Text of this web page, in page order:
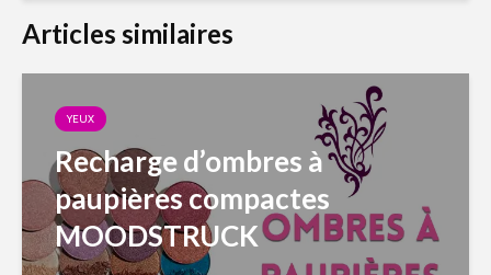
Articles similaires
YEUX
Recharge d’ombres à
paupières compactes
MOODSTRUCK